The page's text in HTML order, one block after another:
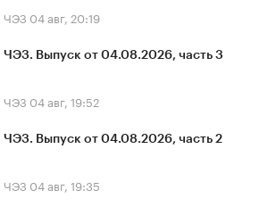
ЧЭЗ 04 авг, 20:19
ЧЭЗ. Выпуск от 04.08.2026, часть 3
ЧЭЗ 04 авг, 19:52
ЧЭЗ. Выпуск от 04.08.2026, часть 2
ЧЭЗ 04 авг, 19:35